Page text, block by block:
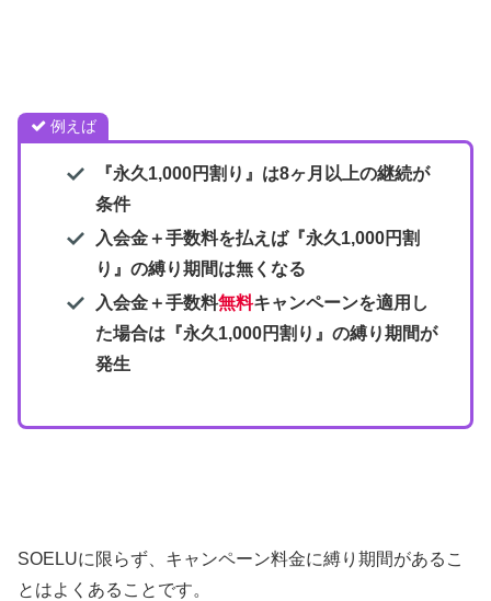
例えば
『永久1,000円割り』は8ヶ月以上の継続が
条件
入会金＋手数料を払えば『永久1,000円割
り』 の縛り期間は無くなる
入会金＋手数料無料キャンペーンを適用し
た場合は 『永久1,000円割り』 の縛り期間が
発生
SOELUに限らず、キャンペーン料金に縛り期間があるこ
とはよくあることです。